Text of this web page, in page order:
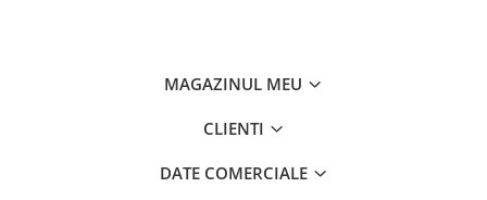
230V, 400V, 690V
Test de continuitate
Indicație acustică,
MAGAZINUL MEU
CLIENTI
DATE COMERCIALE